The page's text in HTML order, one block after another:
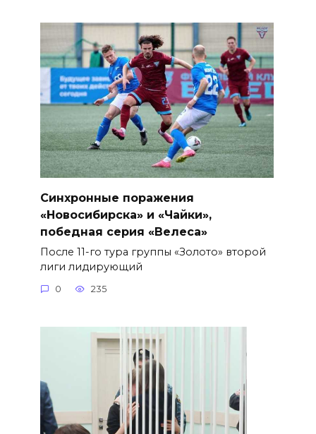
Синхронные поражения
«Новосибирска» и «Чайки»,
победная серия «Велеса»
После 11-го тура группы «Золото» второй
лиги лидирующий
0 235